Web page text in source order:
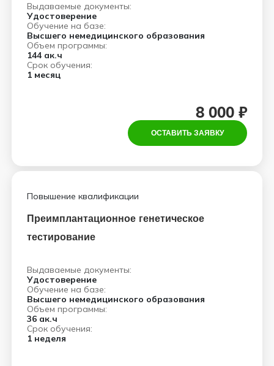
Выдаваемые документы:
Удостоверение
Обучение на базе:
Высшего немедицинского образования
Объем программы:
144 ак.ч
Срок обучения:
1 месяц
8 000 ₽
ОСТАВИТЬ ЗАЯВКУ
Повышение квалификации
Преимплантационное генетическое
тестирование
Выдаваемые документы:
Удостоверение
Обучение на базе:
Высшего немедицинского образования
Объем программы:
36 ак.ч
Срок обучения:
1 неделя